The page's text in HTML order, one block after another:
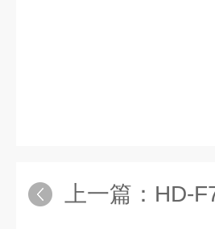
上一篇： HD-